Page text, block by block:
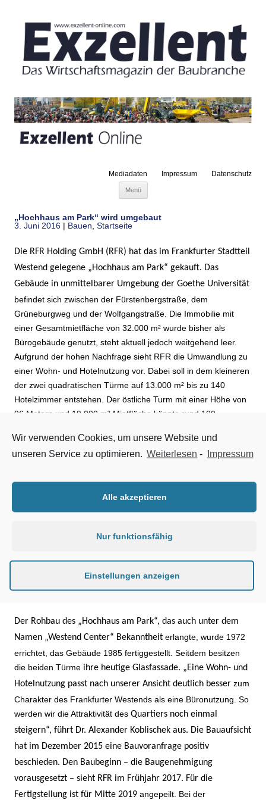
Mediadaten Impressum Datenschutz
Menü
„Hochhaus am Park“ wird umgebaut
3. Juni 2016 | Bauen Startseite
Die RFR Holding GmbH (RFR) hat das im Frankfurter Stadtteil
Westend gelegene „Hochhaus am Park“ gekauft. Das
Gebäude in unmittelbarer Umgebung der Goethe Universität
befindet sich zwischen der Fürstenbergstraße, dem
Grüneburgweg und der Wolfgangstraße. Die Immobilie mit
einer Gesamtmietfläche von 32.000 m² wurde bisher als
Bürogebäude genutzt, steht aktuell jedoch weitgehend leer.
Aufgrund der hohen Nachfrage sieht RFR die Umwandlung zu
einer Wohn- und Hotelnutzung vor. Dabei soll in dem kleineren
der zwei quadratischen Türme auf 13.000 m² bis zu 140
Hotelzimmer entstehen. Der östliche Turm mit einer Höhe von
96 Metern und 19.000 m² Mietfläche könnte rund 100
Tiefgarage sind 180 PKW-Stellplätze vorgesehen. Die Kubatur
der Immobilie soll sich dabei nicht verändern.„Unser Ziel ist
zugängliche Kindertagesstätte sowie den anschließenden
mit dem Frankfurter Architekturbüro KSP Jürgen Engel und
dem Baudezernat der Stadt im Abstimmungsprozess über die
neue Fassadengestaltung.
Der Rohbau des „Hochhaus am Park“, das auch unter dem
Namen „Westend Center“ Bekanntheit erlangte, wurde 1972
errichtet, das Gebäude 1985 fertiggestellt. Seitdem besitzen
die beiden Türme ihre heutige Glasfassade. „Eine Wohn- und
Hotelnutzung passt nach unserer Ansicht deutlich besser zum
Charakter des Frankfurter Westends als eine Büronutzung. So
werden wir die Attraktivität des Quartiers noch einmal
steigern“, führt Dr. Alexander Koblischek aus. Die Bauaufsicht
hat im Dezember 2015 eine Bauvoranfrage positiv
beschieden. Den Baubeginn – die Baugenehmigung
vorausgesetzt – sieht RFR im Frühjahr 2017. Für die
Fertigstellung ist für Mitte 2019 angepeilt. Bei der
Wir verwenden Cookies, um unsere Website und
unseren Service zu optimieren. Weiterlesen - Impressum
Alle akzeptieren
Nur funktionsfähig
Einstellungen anzeigen